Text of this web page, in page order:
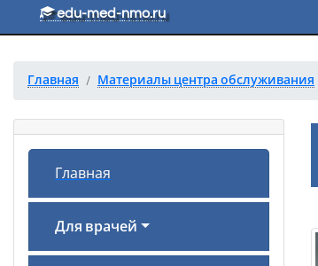
Перейти к основному тексту
edu-med-nmo.ru
Главная Материалы центра обслуживания
Главная
Для врачей